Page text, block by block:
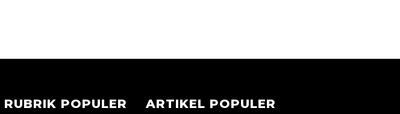
RUBRIK POPULER ARTIKEL POPULER